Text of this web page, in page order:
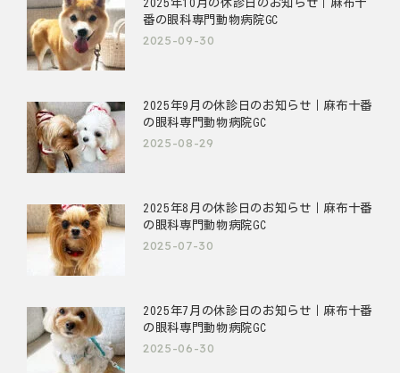
番の眼科専門動物病院GC
2025-09-30
2025年9月の休診日のお知らせ｜麻布十番
の眼科専門動物病院GC
2025-08-29
2025年8月の休診日のお知らせ｜麻布十番
の眼科専門動物病院GC
2025-07-30
2025年7月の休診日のお知らせ｜麻布十番
の眼科専門動物病院GC
2025-06-30